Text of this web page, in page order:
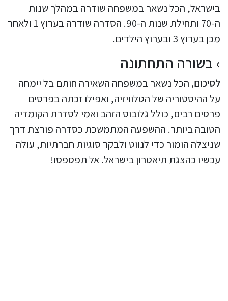
בישראל, הכל נשאר במשפחה שודרה במהלך שנות
ה-70 ותחילת שנות ה-90. הסדרה שודרה בערוץ 1 ולאחר
מכן בערוץ 3 ובערוץ הילדים.
בשורה התחתונה
לסיכום, הכל נשאר במשפחה השאירה חותם בל יימחה
על ההיסטוריה של הטלוויזיה, ואפילו זכתה בפרסים
פרסים רבים, כולל גלובוס הזהב ואמי לסדרת הקומדיה
הטובה ביותר. ההשפעה המתמשכת כסדרה פורצת דרך
שניצלה הומור כדי לנווט ולבקר סוגיות חברתיות, עולה
עכשיו כהצגת תיאטרון בישראל. אל תפספסו!